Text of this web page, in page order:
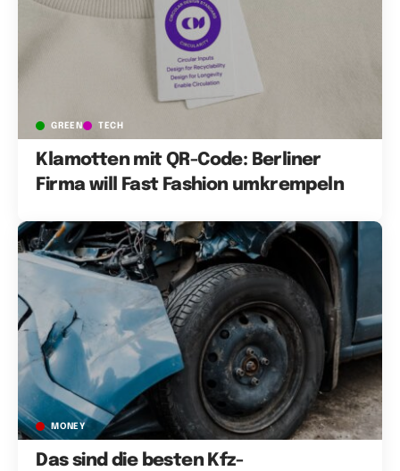
GREEN TECH
Klamotten mit QR-Code: Berliner
Firma will Fast Fashion umkrempeln
MONEY
Das sind die besten Kfz-